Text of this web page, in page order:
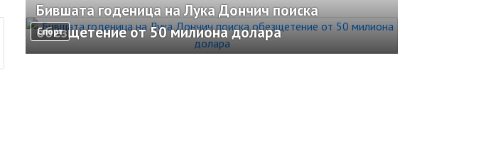
Спорт
Бившата годеница на Лука Дончич поиска
обезщетение от 50 милиона долара